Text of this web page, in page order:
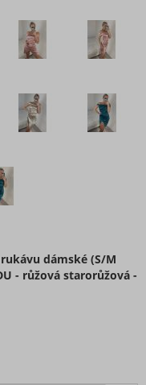
dámské (S/M
- růžová starorůžová -